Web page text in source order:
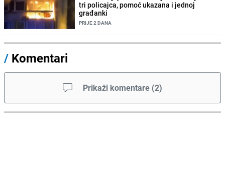
tri policajca, pomoć ukazana i jednoj
građanki
PRIJE 2 DANA
/ Komentari
Prikaži komentare (2)